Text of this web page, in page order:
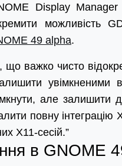
Display
можливість
49 alpha.
важко чисто
увімкненими
але залишити
повну
X11-сесій.”
в GNOME